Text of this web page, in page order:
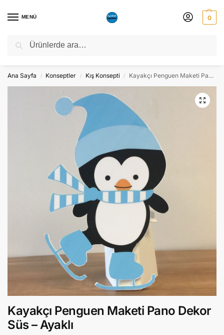
MENÜ 0
NATO ZİRVESİ NEDENİYLE 06-10 TEMMUZ TARİHLERİ ARASINDA
Ana Sayfa / Konseptler / Kış Konsepti / Kayakçı Penguen Maketi Pano Dekor Süs – Ayaklı
Kayakçı Penguen Maketi Pano Dekor
Süs – Ayaklı